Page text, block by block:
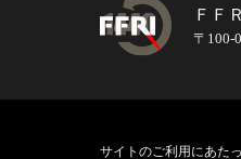
ＦＦ
〒100-
サイトのご利用にあた